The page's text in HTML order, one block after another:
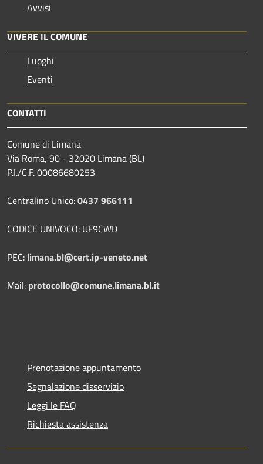
Avvisi
VIVERE IL COMUNE
Luoghi
Eventi
CONTATTI
Comune di Limana
Via Roma, 90 - 32020 Limana (BL)
P.I./C.F. 00086680253
Centralino Unico:0437 966111
CODICE UNIVOCO: UF9CWD
PEC: limana.bl@cert.ip-veneto.net
Mail: protocollo@comune.limana.bl.it
Prenotazione appuntamento
Segnalazione disservizio
Leggi le FAQ
Richiesta assistenza